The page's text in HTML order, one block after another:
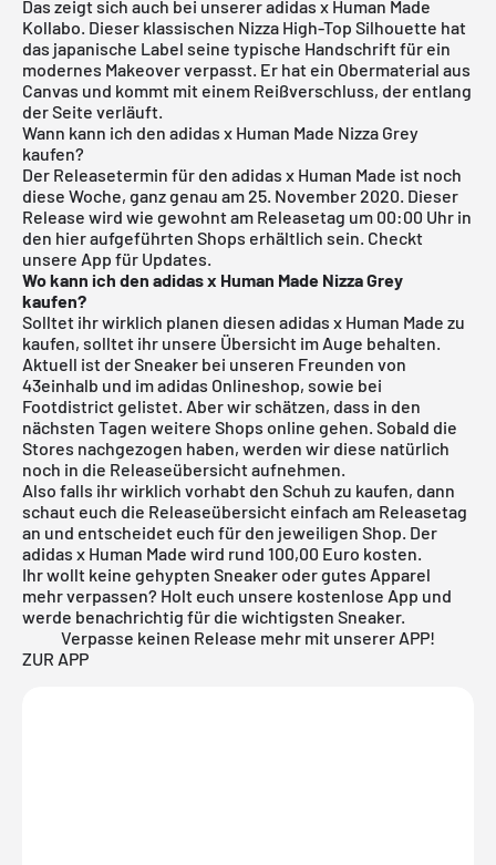
Das zeigt sich auch bei unserer adidas x Human Made
Kollabo. Dieser klassischen Nizza High-Top Silhouette hat
das japanische Label seine typische Handschrift für ein
modernes Makeover verpasst. Er hat ein Obermaterial aus
Canvas und kommt mit einem Reißverschluss, der entlang
der Seite verläuft.
Wann kann ich den adidas x Human Made Nizza Grey
kaufen?
Der Releasetermin für den adidas x Human Made ist noch
diese Woche, ganz genau am 25. November 2020. Dieser
Release wird wie gewohnt am Releasetag um 00:00 Uhr in
den hier aufgeführten Shops erhältlich sein. Checkt
unsere App für Updates.
Wo kann ich den adidas x Human Made Nizza Grey
kaufen?
Solltet ihr wirklich planen diesen adidas x Human Made zu
kaufen, solltet ihr unsere Übersicht im Auge behalten.
Aktuell ist der Sneaker bei unseren Freunden von
43einhalb und im adidas Onlineshop, sowie bei
Footdistrict gelistet. Aber wir schätzen, dass in den
nächsten Tagen weitere Shops online gehen. Sobald die
Stores nachgezogen haben, werden wir diese natürlich
noch in die Releaseübersichtaufnehmen.
Also falls ihr wirklich vorhabt den Schuh zu kaufen, dann
schaut euch die Releaseübersicht einfach am Releasetag
an und entscheidet euch für den jeweiligen Shop. Der
adidas x Human Made wird rund 100,00 Euro kosten.
Ihr wollt keine gehypten Sneaker oder gutes Apparel
mehr verpassen? Holt euch unsere kostenlose App und
werde benachrichtig für die wichtigsten Sneaker.
Verpasse keinen Release mehr mit unserer APP!
ZUR APP